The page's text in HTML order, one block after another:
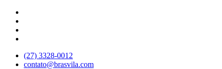
(27) 3328-0012
contato@brasvila.com